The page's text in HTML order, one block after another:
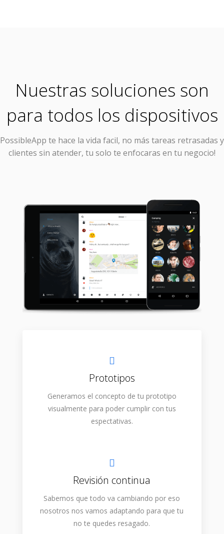
Nuestras soluciones son
para todos los dispositivos
PossibleApp te hace la vida facil, no más tareas retrasadas y
clientes sin atender, tu solo te enfocaras en tu negocio!
Prototipos
Generamos el concepto de tu prototipo
visualmente para poder cumplir con tus
espectativas.
Revisión continua
Sabemos que todo va cambiando por eso
nosotros nos vamos adaptando para que tu
no te quedes resagado.